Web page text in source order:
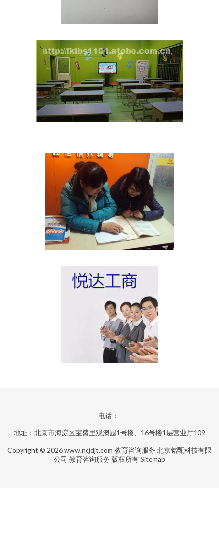
电话：-
地址：北京市海淀区宝盛里观澳园1号楼、16号楼1层营业厅109
Copyright © 2026www.ncjdjt.com 教育咨询服务 北京铭甄科技有限
公司 教育咨询服务 版权所有Sitemap